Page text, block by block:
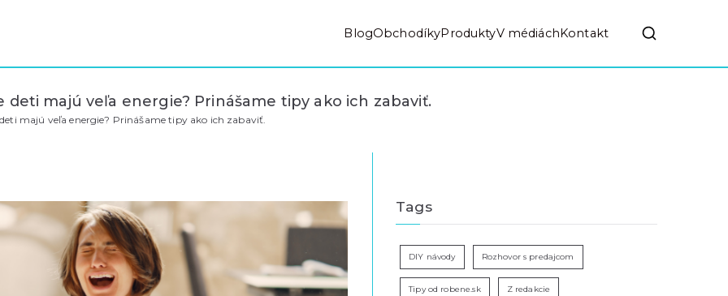
BlogObchodíkyProduktyV médiáchKontakt
majú veľa energie? Prinášame tipy ako ich zabaviť.
majú veľa energie? Prinášame tipy ako ich zabaviť.
Tags
DIY návody Rozhovor s predajcom
Tipy od robene.sk Z redakcie